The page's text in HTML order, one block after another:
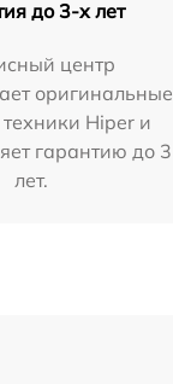
до 3-х лет
центр
оригинальные
Hiper и
гарантию до 3
лет.